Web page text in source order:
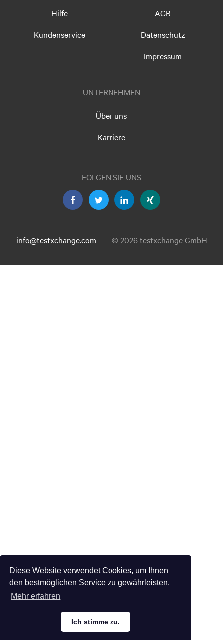
Diese Website verwendet Cookies, um Ihnen
den bestmöglichen Service zu gewährleisten.
Mehr erfahren
Ich stimme zu.
Hilfe
Kundenservice
AGB
Datenschutz
Impressum
UNTERNEHMEN
Über uns
Karriere
FOLGEN SIE UNS
info@testxchange.com © 2026 testxchange GmbH